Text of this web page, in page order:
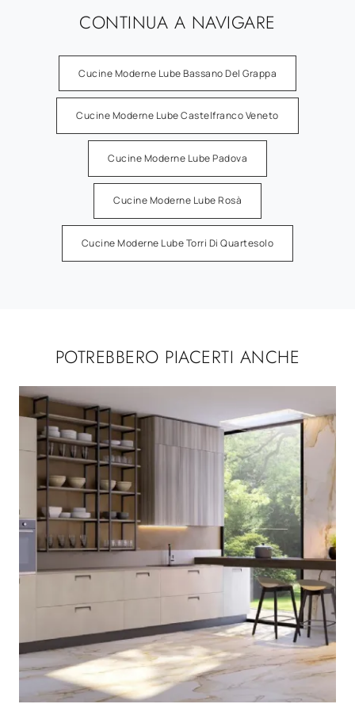
CONTINUA A NAVIGARE
Cucine Moderne Lube Bassano Del Grappa
Cucine Moderne Lube Castelfranco Veneto
Cucine Moderne Lube Padova
Cucine Moderne Lube Rosà
Cucine Moderne Lube Torri Di Quartesolo
POTREBBERO PIACERTI ANCHE